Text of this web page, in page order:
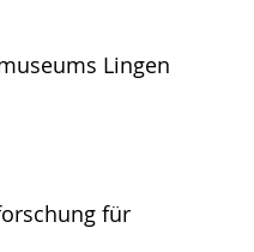
Lingen
für